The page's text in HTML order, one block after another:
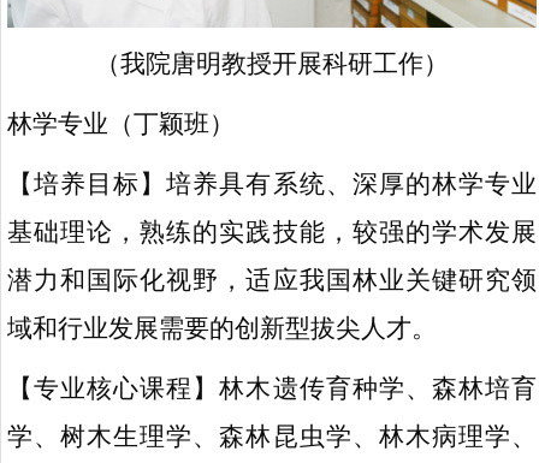
（我院唐明教授开展科研工作）
林学专业（丁颖班）
【培养目标】培养具有系统、深厚的林学专业
基础理论，熟练的实践技能，较强的学术发展
潜力和国际化视野，适应我国林业关键研究领
域和行业发展需要的创新型拔尖人才。
【专业核心课程】林木遗传育种学、森林培育
学、树木生理学、森林昆虫学、林木病理学、